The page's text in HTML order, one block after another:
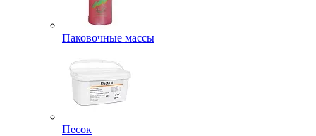
Паковочные массы
Песок